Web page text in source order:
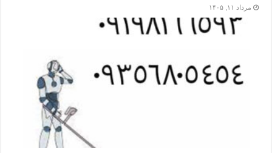
مرداد ۱۱, ۱۴۰۵